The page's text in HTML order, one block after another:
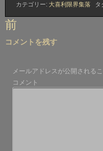
カテゴリー: 大喜利限界集落 タ
投
ナ
ゲ
ー
前
コメントを残す
メールアドレスが公開される
コメント